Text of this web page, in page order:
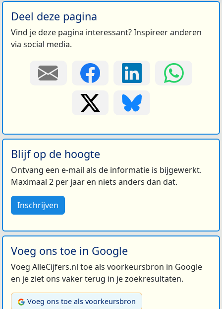
Deel deze pagina
Vind je deze pagina interessant? Inspireer anderen
via social media.
Blijf op de hoogte
Ontvang een e-mail als de informatie is bijgewerkt.
Maximaal 2 per jaar en niets anders dan dat.
Inschrijven
Voeg ons toe in Google
Voeg AlleCijfers.nl toe als voorkeursbron in Google
en je ziet ons vaker terug in je zoekresultaten.
Voeg ons toe als voorkeursbron